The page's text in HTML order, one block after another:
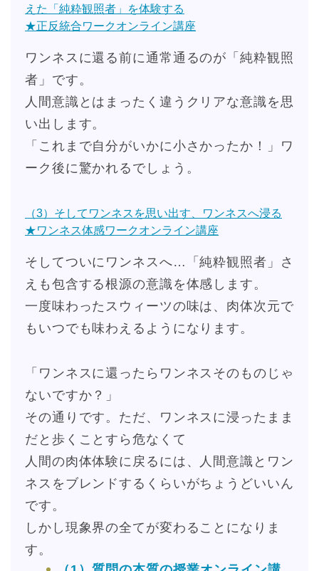
えた「純粋観照者」を体験する
★正反統合ワークオンライン講座
ワンネスに還る前に通常通るのが「純粋観照
者」です。
人間意識とはまったく違うクリアな意識を思
い出します。
「これまで自分がいかに小さかったか！」ワ
ーク後に驚かれるでしょう。
（3）そしてワンネスを思い出す、ワンネスへ浸る
★ワンネス体感ワークオンライン講座
そしてついにワンネスへ…「純粋観照者」さ
えも包含する根源の意識を体感します。
一度味わったスウィーツの味は、肉体次元で
もいつでも味わえるようになります。
「ワンネスに還ったらワンネスそのものじゃ
ないですか？」
その通りです。ただ、ワンネスに浸ったまま
だと歩くことすら危なくて
人間の肉体体験に戻るには、人間意識とワン
ネスをブレンドするくらいがちょうどいいん
です。
しかし現象界の全てが変わることになりま
す。